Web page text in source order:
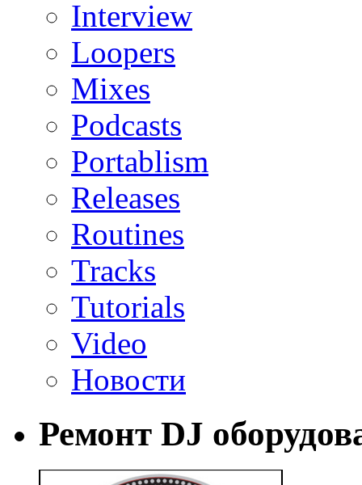
Interview
Loopers
Mixes
Podcasts
Portablism
Releases
Routines
Tracks
Tutorials
Video
Новости
Ремонт DJ